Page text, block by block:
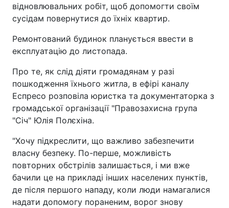
відновлювальних робіт, щоб допомогти своїм
сусідам повернутися до їхніх квартир.
Ремонтований будинок планується ввести в
експлуатацію до листопада.
Про те, як слід діяти громадянам у разі
пошкодження їхнього житла, в ефірі каналу
Еспресо розповіла юристка та документаторка з
громадської організації "Правозахисна група
"Січ" Юлія Полєхіна.
"Хочу підкреслити, що важливо забезпечити
власну безпеку. По-перше, можливість
повторних обстрілів залишається, і ми вже
бачили це на прикладі інших населених пунктів,
де після першого нападу, коли люди намагалися
надати допомогу пораненим, ворог знову